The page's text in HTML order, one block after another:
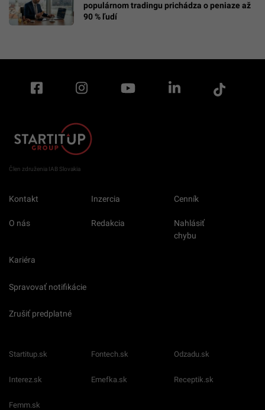
populárnom tradingu prichádza o peniaze až
90 % ľudí
Člen združenia IAB Slovakia
Kontakt Inzercia Cenník
O nás Redakcia
Nahlásiť
chybu
Kariéra
Spravovať notifikácie
Zrušiť predplatné
Startitup.sk Fontech.sk Odzadu.sk
Interez.sk Emefka.sk Receptik.sk
Femm.sk